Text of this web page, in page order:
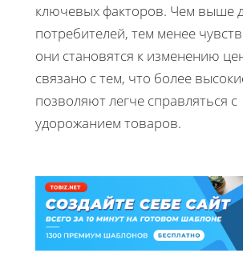
ключевых факторов. Чем выше
потребителей, тем менее
они становятся к изменению
связано с тем, что более
позволяют легче справляться с
удорожанием товаров.